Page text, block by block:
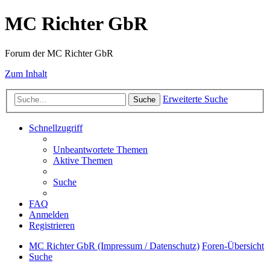
MC Richter GbR
Forum der MC Richter GbR
Zum Inhalt
Suche Erweiterte Suche
Schnellzugriff
Unbeantwortete Themen
Aktive Themen
Suche
FAQ
Anmelden
Registrieren
MC Richter GbR (Impressum / Datenschutz) Foren-Übersicht
Suche